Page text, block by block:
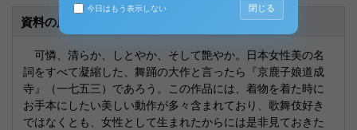
資料の原本内容
可憐、清らか、しとやか、そして艶やか。日本女性美の名
詞をすべて凝縮した、舞踊の大作と言ったら『京鹿子娘道成
寺』（一七五三）であろう。この作品には、着物を着た時に
お手本にしたい美しい動作が多々含まれており、歌舞伎好き
ではなくとも、女性として生まれたからには是非見ておきた
今日はもう表示しない 閉じる